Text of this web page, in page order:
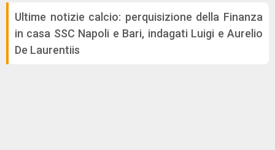
Ultime notizie calcio: perquisizione della Finanza
in casa SSC Napoli e Bari, indagati Luigi e Aurelio
De Laurentiis